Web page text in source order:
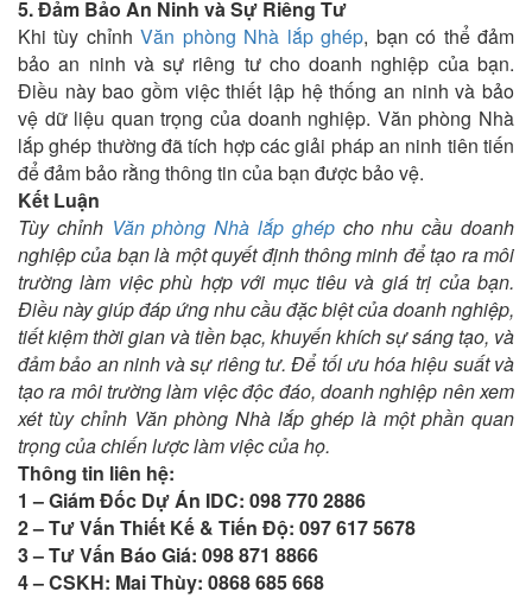
5. Đảm Bảo An Ninh và Sự Riêng Tư
Khi tùy chỉnhVăn phòng Nhà lắp ghép, bạn có thể đảm
bảo an ninh và sự riêng tư cho doanh nghiệp của bạn.
Điều này bao gồm việc thiết lập hệ thống an ninh và bảo
vệ dữ liệu quan trọng của doanh nghiệp. Văn phòng Nhà
lắp ghép thường đã tích hợp các giải pháp an ninh tiên tiến
để đảm bảo rằng thông tin của bạn được bảo vệ.
Kết Luận
Tùy chỉnh Văn phòng Nhà lắp ghépcho nhu cầu doanh
nghiệp của bạn là một quyết định thông minh để tạo ra môi
trường làm việc phù hợp với mục tiêu và giá trị của bạn.
Điều này giúp đáp ứng nhu cầu đặc biệt của doanh nghiệp,
tiết kiệm thời gian và tiền bạc, khuyến khích sự sáng tạo, và
đảm bảo an ninh và sự riêng tư. Để tối ưu hóa hiệu suất và
tạo ra môi trường làm việc độc đáo, doanh nghiệp nên xem
xét tùy chỉnh Văn phòng Nhà lắp ghép là một phần quan
trọng của chiến lược làm việc của họ.
Thông tin liên hệ:
1 – Giám Đốc Dự Án IDC: 098 770 2886
2 – Tư Vấn Thiết Kế & Tiến Độ: 097 617 5678
3 – Tư Vấn Báo Giá: 098 871 8866
4 – CSKH: Mai Thùy: 0868 685 668